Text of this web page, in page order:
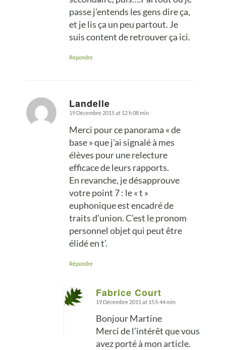
passe j’entends les gens dire ça,
et je lis ça un peu partout. Je
suis content de retrouver ça ici.
Répondre
Landelle
says:
19 Décembre 2015 at 12 h 08 min
Merci pour ce panorama « de
base » que j’ai signalé à mes
élèves pour une relecture
efficace de leurs rapports.
En revanche, je désapprouve
votre point 7 : le « t »
euphonique est encadré de
traits d’union. C’est le pronom
personnel objet qui peut être
élidé en t’.
Répondre
Fabrice Court
says:
19 Décembre 2015 at 15 h 44 min
Bonjour Martine
Merci de l’intérêt que vous
avez porté à mon article.